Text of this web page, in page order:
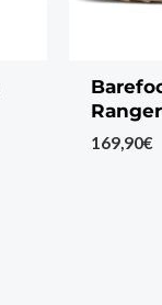
169,90€